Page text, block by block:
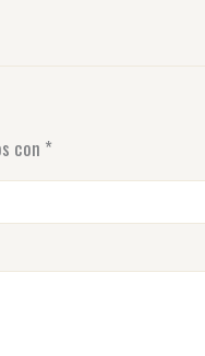
con *